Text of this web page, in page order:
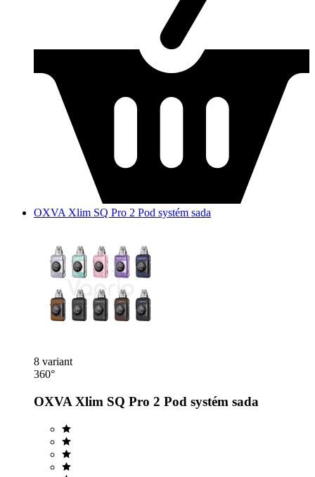
OXVA Xlim SQ Pro 2 Pod systém sada
8 variant
360°
OXVA Xlim SQ Pro 2 Pod systém sada